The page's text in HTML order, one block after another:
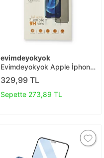
evimdeyokyok
Evimdeyokyok Apple İphone
12 Pro 6d Mat Seramik
Hayalet Nano Ekran
Koruyucu T20
329,99 TL
Sepette 273,89 TL